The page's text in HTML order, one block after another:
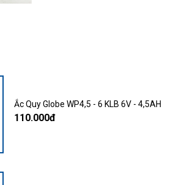
Ắc Quy Globe WP4,5 - 6 KLB 6V - 4,5AH
110.000đ